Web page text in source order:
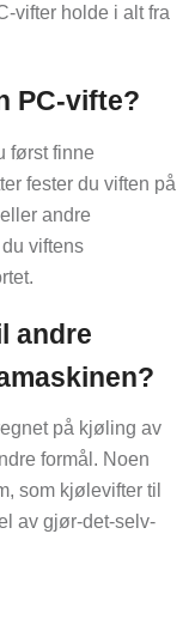
vifter holde i alt fra
PC-vifte?
først finne
fester du viften på
andre
viftens
andre
på kjøling av
formål. Noen
som kjølevifter til
av gjør-det-selv-